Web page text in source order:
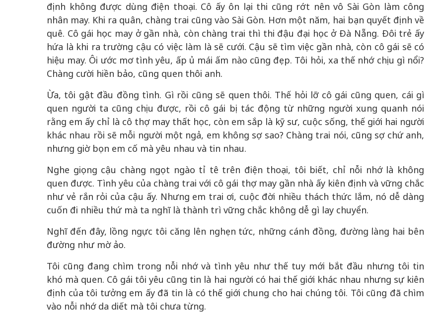
định không được dùng điện thoại. Cô ấy ôn lại thi cũng rớt nên vô Sài Gòn làm công
nhân may. Khi ra quân, chàng trai cũng vào Sài Gòn. Hơn một năm, hai bạn quyết định về
quê. Cô gái học may ở gần nhà, còn chàng trai thì thi đậu đại học ở Đà Nẵng. Đôi trẻ ấy
hứa là khi ra trường cậu có việc làm là sẽ cưới. Cậu sẽ tìm việc gần nhà, còn cô gái sẽ có
hiệu may. Ôi ước mơ tình yêu, ấp ủ mái ấm nào cũng đẹp. Tôi hỏi, xa thế nhớ chịu gì nổi?
Chàng cười hiền bảo, cũng quen thôi anh.
Ừa, tôi gật đầu đồng tình. Gì rồi cũng sẽ quen thôi. Thế hỏi lỡ cô gái cũng quen, cái gì
quen người ta cũng chịu được, rồi cô gái bị tác động từ những người xung quanh nói
rằng em ấy chỉ là cô thợ may thất học, còn em sắp là kỹ sư, cuộc sống, thế giới hai người
khác nhau rồi sẽ mỗi người một ngả, em không sợ sao? Chàng trai nói, cũng sợ chứ anh,
nhưng giờ bọn em cố mà yêu nhau và tin nhau.
Nghe giọng cậu chàng ngọt ngào tỉ tê trên điện thoại, tôi biết, chỉ nỗi nhớ là không
quen được. Tình yêu của chàng trai với cô gái thợ may gần nhà ấy kiên định và vững chắc
như vẻ rắn rỏi của cậu ấy. Nhưng em trai ơi, cuộc đời nhiều thách thức lắm, nó dễ dàng
cuốn đi nhiều thứ mà ta nghĩ là thành trì vững chắc không dễ gì lay chuyển.
Nghĩ đến đây, lồng ngực tôi căng lên nghẹn tức, những cánh đồng, đường làng hai bên
đường như mờ ảo.
Tôi cũng đang chìm trong nỗi nhớ và tình yêu như thế tuy mới bắt đầu nhưng tôi tin
khó mà quen. Cô gái tôi yêu cũng tin là hai người có hai thế giới khác nhau nhưng sự kiên
định của tôi tưởng em ấy đã tin là có thế giới chung cho hai chúng tôi. Tôi cũng đã chìm
vào nỗi nhớ da diết mà tôi chưa từng.